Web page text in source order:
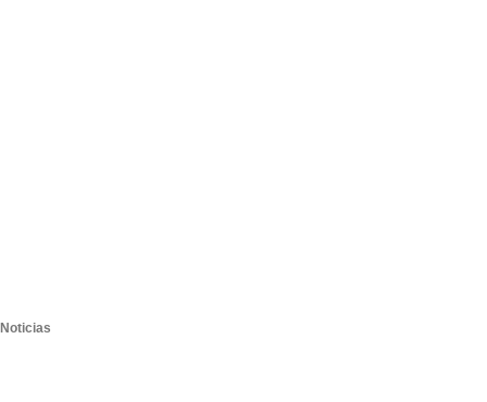
Noticias